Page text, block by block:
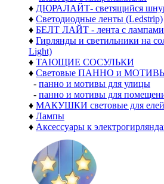
♦ ДЮРАЛАЙТ- светящийся
♦ Светодиодные ленты (Ledstrip)
♦ БЕЛТ ЛАЙТ - лента с лампами
♦ Гирлянды и светильники на
Light)
♦ ТАЮЩИЕ СОСУЛЬКИ
♦ Световые ПАННО и
- панно и мотивы для улицы
- панно и мотивы для
♦ МАКУШКИ световые для елей
♦ Лампы
♦ Аксессуары к